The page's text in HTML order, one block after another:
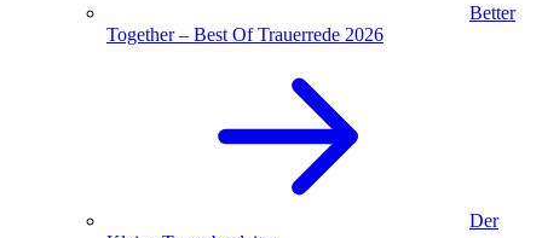
Better
Together – Best Of Trauerrede 2026
Der